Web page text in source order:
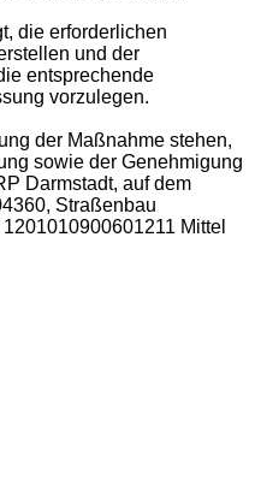
die erforderlichen
und der
entsprechende
vorzulegen.
der Maßnahme stehen,
sowie der Genehmigung
Darmstadt, auf dem
Straßenbau
Mittel
und früher:
2026:
2027:
2028: